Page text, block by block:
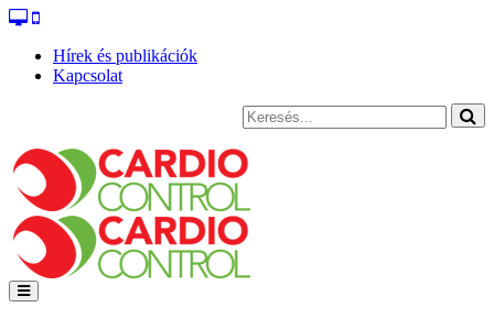
Hírek és publikációk
Kapcsolat